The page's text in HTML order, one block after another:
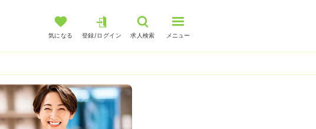
気になる 登録/ログイン 求人検索 メニュー